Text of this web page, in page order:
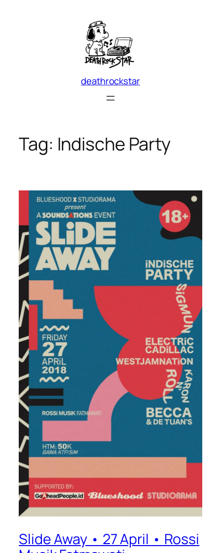
deathrockstar
Tag: Indische Party
Slide Away • 27 April • Rossi